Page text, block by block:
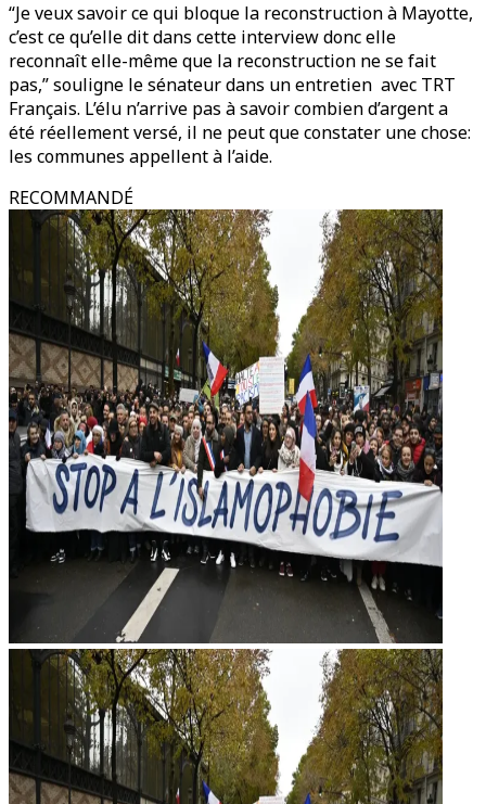
“Je veux savoir ce qui bloque la reconstruction à Mayotte,
c’est ce qu’elle dit dans cette interview donc elle
reconnaît elle-même que la reconstruction ne se fait
pas,” souligne le sénateur dans un entretien avec TRT
Français. L’élu n’arrive pas à savoir combien d’argent a
été réellement versé, il ne peut que constater une chose:
les communes appellent à l’aide.
RECOMMANDÉ